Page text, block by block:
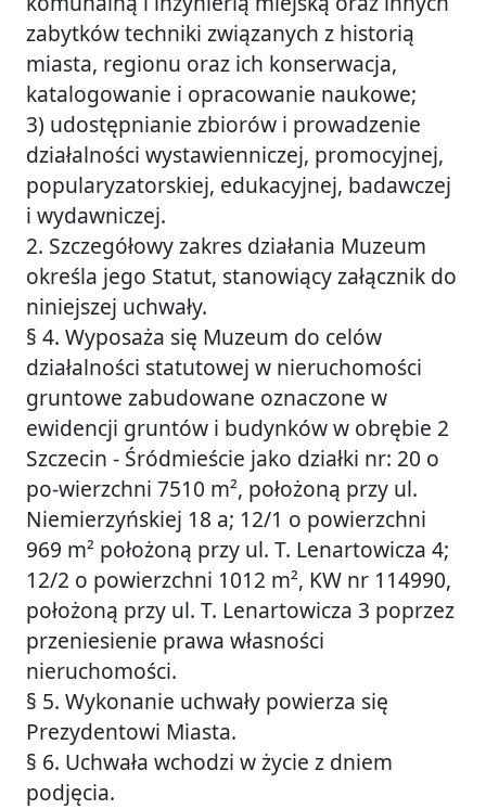
zabytków techniki związanych z historią
miasta, regionu oraz ich konserwacja,
katalogowanie i opracowanie naukowe;
3) udostępnianie zbiorów i prowadzenie
działalności wystawienniczej, promocyjnej,
popularyzatorskiej, edukacyjnej, badawczej
i wydawniczej.
2. Szczegółowy zakres działania Muzeum
określa jego Statut, stanowiący załącznik do
niniejszej uchwały.
§ 4. Wyposaża się Muzeum do celów
działalności statutowej w nieruchomości
gruntowe zabudowane oznaczone w
ewidencji gruntów i budynków w obrębie 2
Szczecin - Śródmieście jako działki nr: 20 o
po-wierzchni 7510 m², położoną przy ul.
Niemierzyńskiej 18 a; 12/1 o powierzchni
969 m² położoną przy ul. T. Lenartowicza 4;
12/2 o powierzchni 1012 m², KW nr 114990,
położoną przy ul. T. Lenartowicza 3 poprzez
przeniesienie prawa własności
nieruchomości.
§ 5. Wykonanie uchwały powierza się
Prezydentowi Miasta.
§ 6. Uchwała wchodzi w życie z dniem
podjęcia.